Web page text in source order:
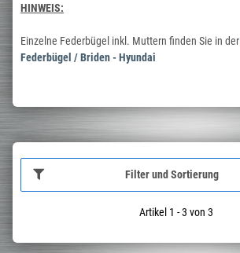
HINWEIS:
Einzelne Federbügel inkl. Muttern finden Sie in der
Federbügel / Briden - Hyundai
Filter und Sortierung
Artikel 1 - 3 von 3